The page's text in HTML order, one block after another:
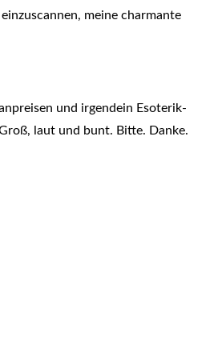
meine charmante
und irgendein Esoterik-
laut und bunt. Bitte. Danke.